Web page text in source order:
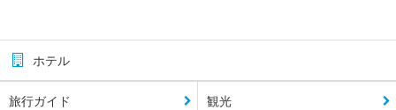
ホテル
旅行ガイド 観光